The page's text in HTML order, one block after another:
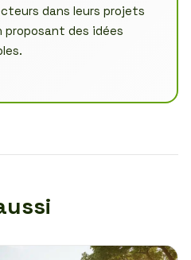
dans leurs projets
proposant des idées